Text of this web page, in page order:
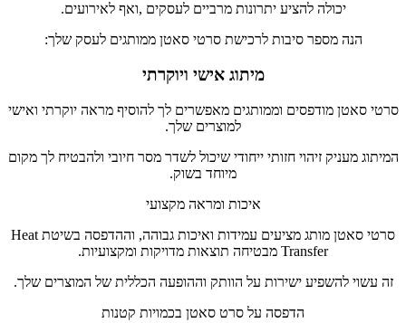
יכולה להציע יתרונות מרביים לעסקים ,ואף לאירועים.
הנה מספר סיבות לרכישת סרטי סאטן ממותגים לעסק שלך:
מיתוג אישי ויוקרתי
סרטי סאטן מודפסים וממותגים מאפשרים לך להוסיף מראה יוקרתי ואישי
למוצרים שלך.
המיתוג מעניק זיהוי חזותי ייחודי שיכול לשדר מסר חיובי ולהבטיח לך מקום
מיוחד בשוק.
איכות ומראה מקצועי
סרטי סאטן מותג מציעים עמידות ואיכות גבוהה, וההדפסה בשיטת Heat
Transfer מבטיחה תוצאות מדויקות ומקצועיות.
זה עשוי להשפיע ישירות על הוותק וההופעה הכללית של המוצרים שלך.
הדפסה על סרט סאטן בכמויות קטנות